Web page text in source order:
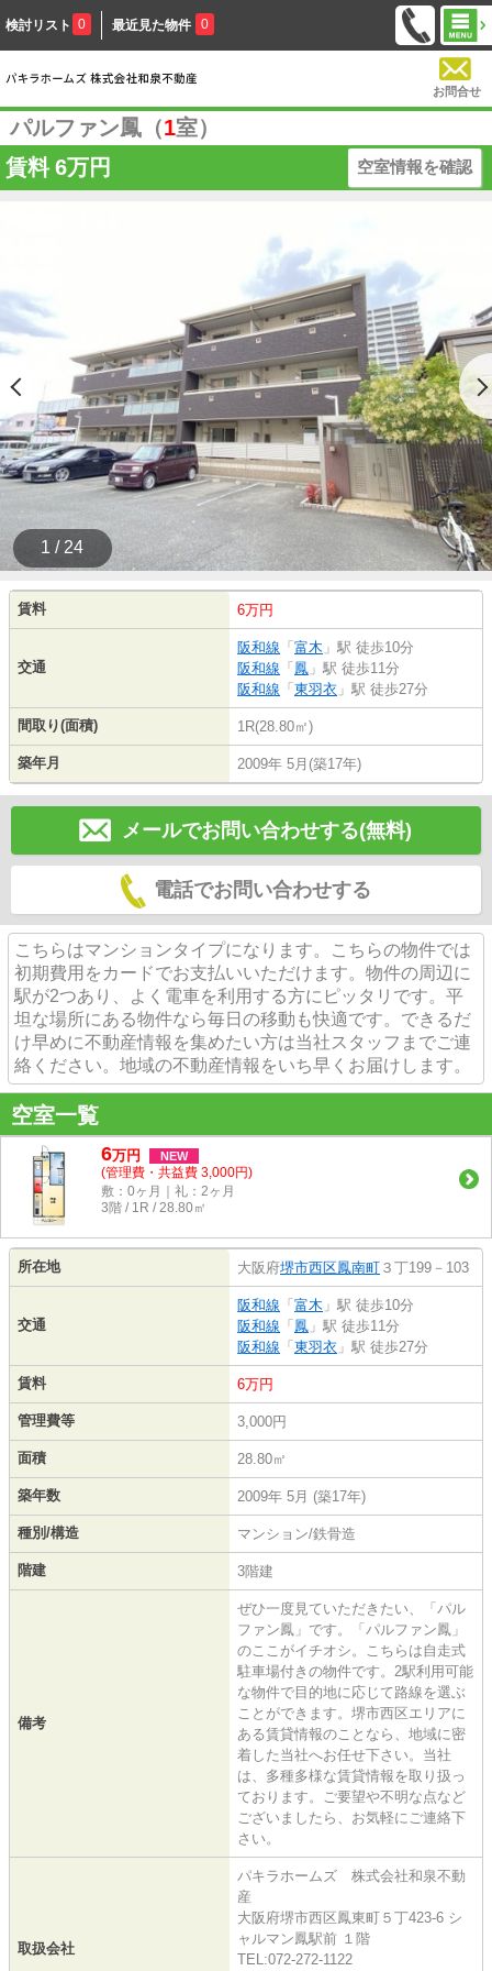
検討リスト 0 最近見た物件 0
お問合せ
パルファン鳳（1室）
賃料 6万円 空室情報を確認
1 / 24
賃料 6万円
交通
阪和線 「 富木 」駅 徒歩10分
阪和線 「 鳳 」駅 徒歩11分
阪和線 「 東羽衣 」駅 徒歩27分
間取り(面積) 1R(28.80㎡)
築年月 2009年 5月(築17年)
メールでお問い合わせする(無料)
電話でお問い合わせする
こちらはマンションタイプになります。こちらの物件では
初期費用をカードでお支払いいただけます。物件の周辺に
駅が2つあり、よく電車を利用する方にピッタリです。平
坦な場所にある物件なら毎日の移動も快適です。できるだ
け早めに不動産情報を集めたい方は当社スタッフまでご連
絡ください。地域の不動産情報をいち早くお届けします。
空室一覧
6万円 NEW
(管理費・共益費 3,000円)
敷：0ヶ月｜礼：2ヶ月
3階 / 1R / 28.80㎡
所在地 大阪府堺市西区鳳南町 ３丁199－103
交通
阪和線 「 富木 」駅 徒歩10分
阪和線 「 鳳 」駅 徒歩11分
阪和線 「 東羽衣 」駅 徒歩27分
賃料 6万円
管理費等 3,000円
面積 28.80㎡
築年数 2009年 5月 (築17年)
種別/構造 マンション/鉄骨造
階建 3階建
備考
ぜひ一度見ていただきたい、「パル
ファン鳳」です。「パルファン鳳」
のここがイチオシ。こちらは自走式
駐車場付きの物件です。2駅利用可能
な物件で目的地に応じて路線を選ぶ
ことができます。堺市西区エリアに
ある賃貸情報のことなら、地域に密
着した当社へお任せ下さい。当社
は、多種多様な賃貸情報を取り扱っ
ております。ご要望や不明な点など
ございましたら、お気軽にご連絡下
さい。
取扱会社
パキラホームズ 株式会社和泉不動
産
大阪府堺市西区鳳東町５丁423-6 シ
ャルマン鳳駅前 １階
TEL:072-272-1122